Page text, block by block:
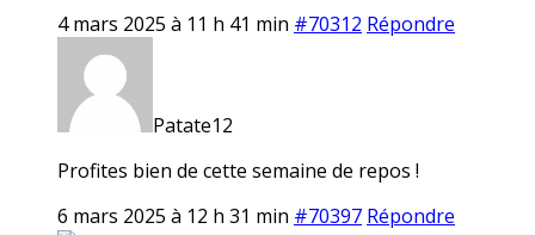
4 mars 2025 à 11 h 41 min #70312 Répondre
Patate12
Profites bien de cette semaine de repos !
6 mars 2025 à 12 h 31 min #70397 Répondre